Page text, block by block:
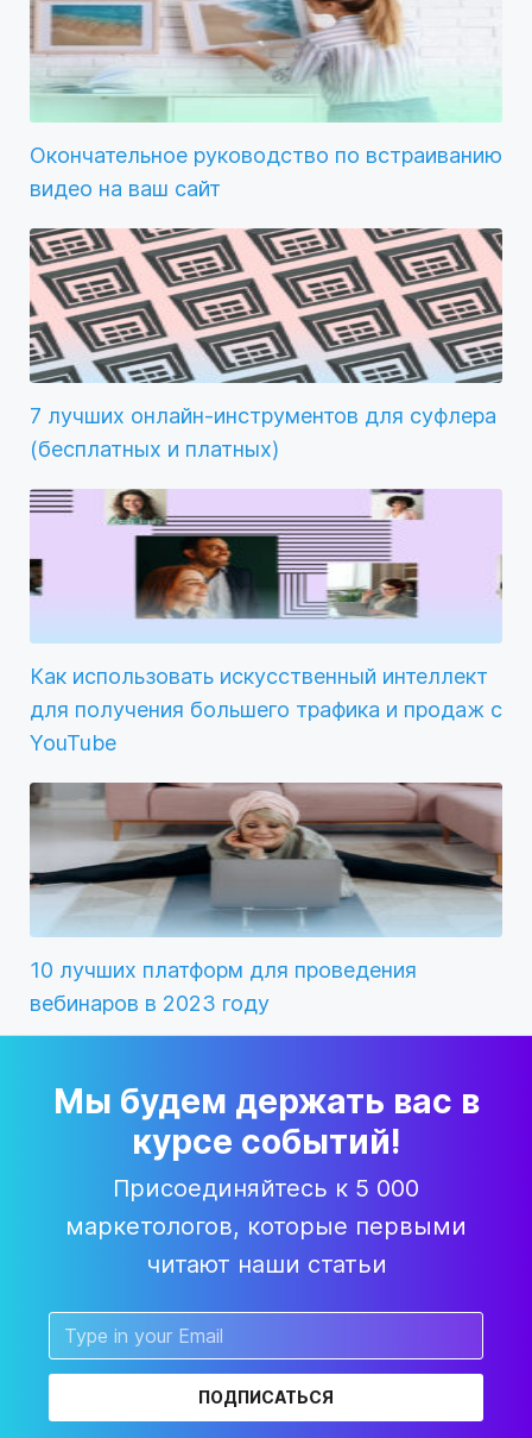
Окончательное руководство по встраиванию
видео на ваш сайт
7 лучших онлайн-инструментов для суфлера
(бесплатных и платных)
Как использовать искусственный интеллект
для получения большего трафика и продаж с
YouTube
10 лучших платформ для проведения
вебинаров в 2023 году
Мы будем держать вас в
курсе событий!
Присоединяйтесь к 5 000
маркетологов, которые первыми
читают наши статьи
ПОДПИСАТЬСЯ